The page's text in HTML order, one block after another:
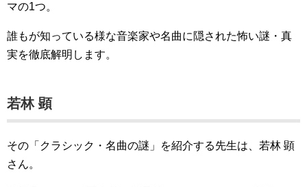
マの1つ。
誰もが知っている様な音楽家や名曲に隠された怖い謎・真
実を徹底解明します。
若林 顕
その「クラシック・名曲の謎」を紹介する先生は、若林 顕
さん。